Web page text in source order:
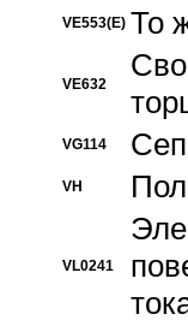
VE553(E) То
VE632
VG114
VH
VL0241